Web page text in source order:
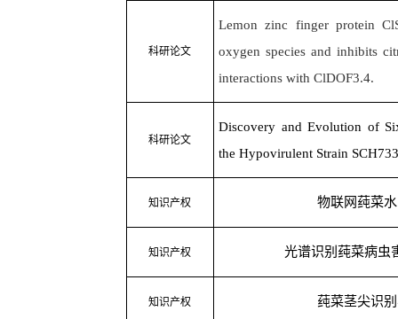
科研论文
Lemon zinc finger protein
oxygen species and inhibits
interactions with ClDOF3.4.
科研论文
Discovery and Evolution of
the Hypovirulent Strain
知识产权 物联网莼菜
知识产权 光谱识别莼菜病虫
知识产权 莼菜茎尖识